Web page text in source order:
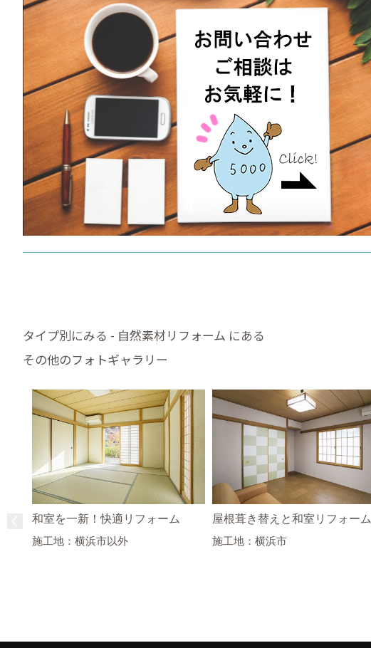
タイプ別にみる - 自然素材リフォーム にある
その他のフォトギャラリー
和室を一新！快適リフォーム
施工地：横浜市以外
屋根葺き替えと和室リフォーム
施工地：横浜市